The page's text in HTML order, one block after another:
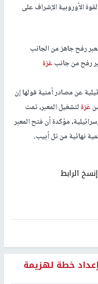
الأوروبية الإشراف على
رفح جاهز من الجانب
رفح من جانبغزة
نقلت القناة 14 الإسرائيلية عن مصادر أمنية قولها إن
غزةلتشغيل المعبر، تمت
مؤكدة أن فتح المعبر
نهائية من تل أبيب.
إنسخ الرابط
خطة لهزيمة